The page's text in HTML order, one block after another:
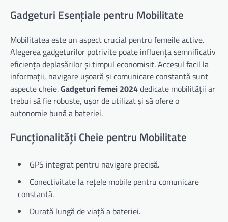
Gadgeturi Esențiale pentru Mobilitate
Mobilitatea este un aspect crucial pentru femeile active.
Alegerea gadgeturilor potrivite poate influența semnificativ
eficiența deplasărilor și timpul economisit. Accesul facil la
informații, navigare ușoară și comunicare constantă sunt
aspecte cheie.Gadgeturi femei 2024dedicate mobilității ar
trebui să fie robuste, ușor de utilizat și să ofere o
autonomie bună a bateriei.
Funcționalități Cheie pentru Mobilitate
GPS integrat pentru navigare precisă.
Conectivitate la rețele mobile pentru comunicare
constantă.
Durată lungă de viață a bateriei.